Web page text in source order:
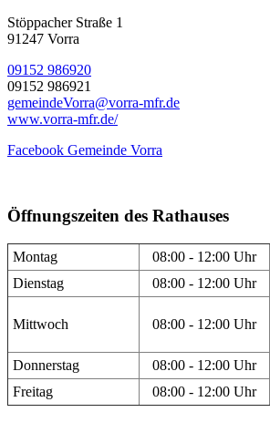
Stöppacher Straße 1
91247 Vorra
09152 986920
09152 986921
gemeindeVorra@vorra-mfr.de
www.vorra-mfr.de/
Facebook Gemeinde Vorra
Öffnungszeiten des Rathauses
Montag 08:00 - 12:00 Uhr
Dienstag
08:00 - 12:00 Uhr
Mittwoch 08:00 - 12:00 Uhr
Donnerstag 08:00 - 12:00 Uhr
Freitag
08:00 - 12:00 Uhr